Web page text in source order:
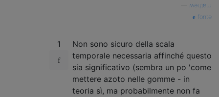
ʍǝɥʇɐɯ
fonte
1
Non sono sicuro della scala
temporale necessaria affinché questo
sia significativo (sembra un po 'come
mettere azoto nelle gomme - in
teoria sì, ma probabilmente non fa